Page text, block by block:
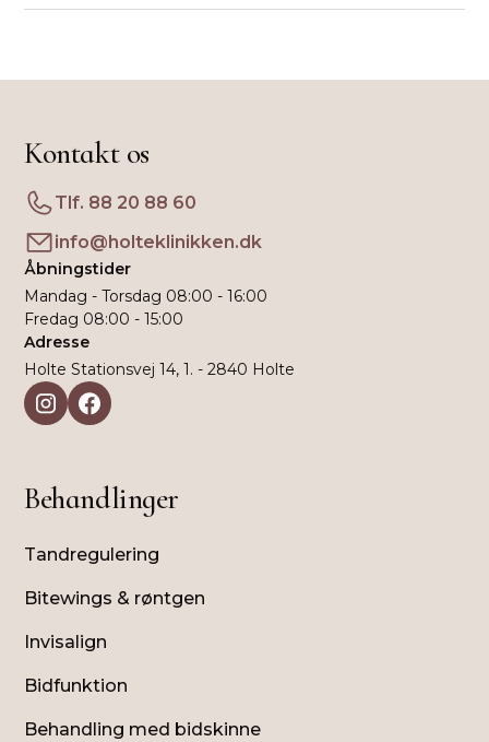
Kontakt os
Tlf. 88 20 88 60
info@holteklinikken.dk
Åbningstider
Mandag - Torsdag 08:00 - 16:00
Fredag 08:00 - 15:00
Adresse
Holte Stationsvej 14, 1. - 2840 Holte
Behandlinger
Tandregulering
Bitewings & røntgen
Invisalign
Bidfunktion
Behandling med bidskinne